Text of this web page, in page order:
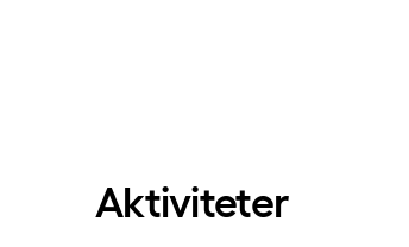
Aktiviteter